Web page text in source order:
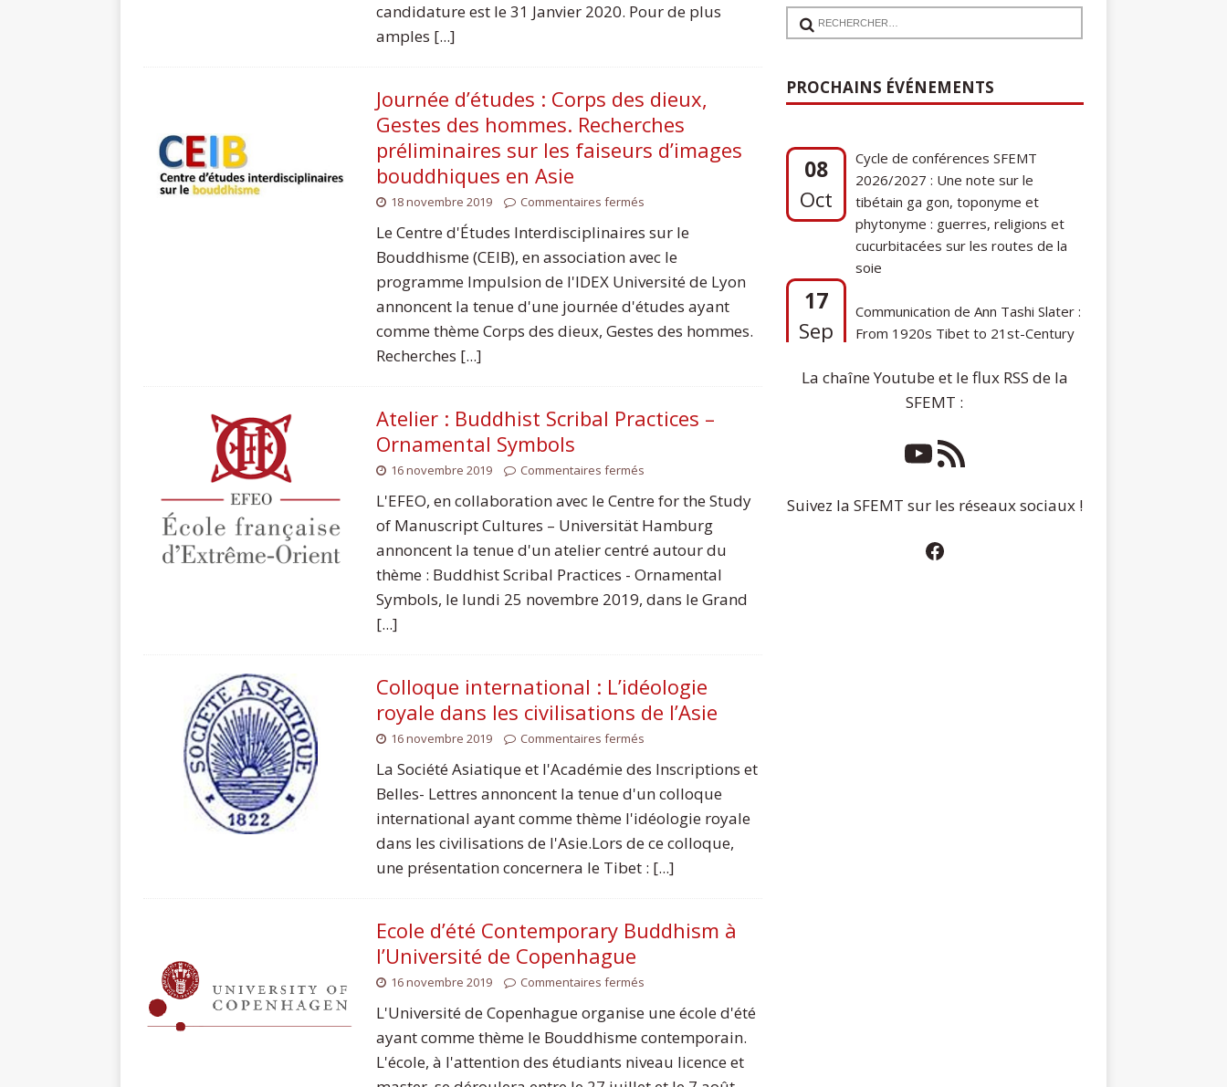
candidature est le 31 Janvier 2020. Pour de plus
amples [...]
Journée d’études : Corps des dieux,
Gestes des hommes. Recherches
préliminaires sur les faiseurs d’images
bouddhiques en Asie
18 novembre 2019 Commentaires fermés
Le Centre d'Études Interdisciplinaires sur le
Bouddhisme (CEIB), en association avec le
programme Impulsion de l'IDEX Université de Lyon
annoncent la tenue d'une journée d'études ayant
comme thème Corps des dieux, Gestes des hommes.
Recherches [...]
Atelier : Buddhist Scribal Practices –
Ornamental Symbols
16 novembre 2019 Commentaires fermés
L'EFEO, en collaboration avec le Centre for the Study
of Manuscript Cultures – Universität Hamburg
annoncent la tenue d'un atelier centré autour du
thème : Buddhist Scribal Practices - Ornamental
Symbols, le lundi 25 novembre 2019, dans le Grand
[...]
Colloque international : L’idéologie
royale dans les civilisations de l’Asie
16 novembre 2019 Commentaires fermés
La Société Asiatique et l'Académie des Inscriptions et
Belles- Lettres annoncent la tenue d'un colloque
international ayant comme thème l'idéologie royale
dans les civilisations de l'Asie.Lors de ce colloque,
une présentation concernera le Tibet : [...]
Ecole d’été Contemporary Buddhism à
l’Université de Copenhague
16 novembre 2019 Commentaires fermés
L'Université de Copenhague organise une école d'été
ayant comme thème le Bouddhisme contemporain.
L'école, à l'attention des étudiants niveau licence et
PROCHAINS ÉVÉNEMENTS
08
Oct
2026/2027 : Une note sur le
tibétain ga gon, toponyme et
phytonyme : guerres, religions et
cucurbitacées sur les routes de la
soie
17
Sep
From 1920s Tibet to 21st-Century
Darjeeling: A Tibetan Family History
La chaîne Youtube et le flux RSS de la
SFEMT :
Suivez la SFEMT sur les réseaux sociaux !